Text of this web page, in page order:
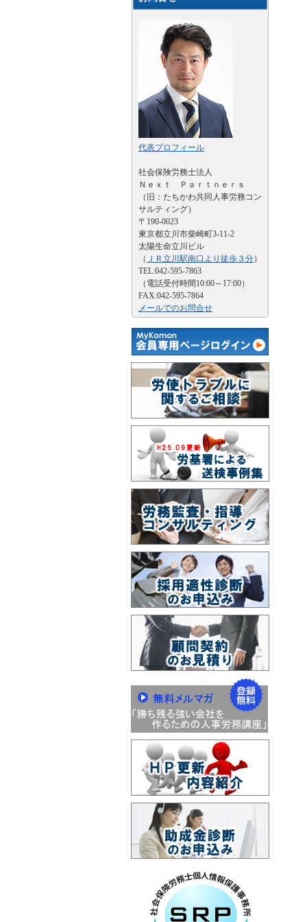
代表プロフィール
社会保険労務士法人
Ｎｅｘｔ Ｐａｒｔｎｅｒｓ
（旧：たちかわ共同人事労務コン
サルティング）
〒190-0023
東京都立川市柴崎町3-11-2
太陽生命立川ビル
（ ＪＲ立川駅南口より徒歩３分）
TEL:042-595-7863
（電話受付時間10:00～17:00）
FAX:042-595-7864
メールでのお問合せ